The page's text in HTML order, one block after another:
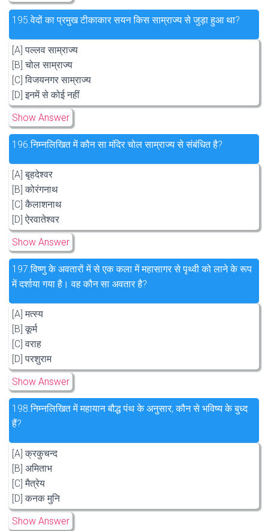
195.वेदों का प्रमुख टीकाकार सयन किस साम्राज्य से जुड़ा हुआ था?
[A] पल्लव साम्राज्य
[B] चोल साम्राज्य
[C] विजयनगर साम्राज्य
[D] इनमें से कोई नहीं
Show Answer
196.निम्नलिखित में कौन सा मंदिर चोल साम्राज्य से संबंधित है?
[A] बृहदेश्वर
[B] कोरंगनाथ
[C] कैलाशनाथ
[D] ऐरवातेश्वर
Show Answer
197.विष्णु के अवतारों में से एक कला में महासागर से पृथ्वी को लाने के रूप
में दर्शाया गया है। वह कौन सा अवतार है?
[A] मत्स्य
[B] कूर्म
[C] वराह
[D] परशुराम
Show Answer
198.निम्नलिखित में महायान बौद्ध पंथ के अनुसार, कौन से भविष्य के बुध्द
हैं?
[A] क्रकुचन्द
[B] अमिताभ
[C] मैत्रेय
[D] कनक मुनि
Show Answer